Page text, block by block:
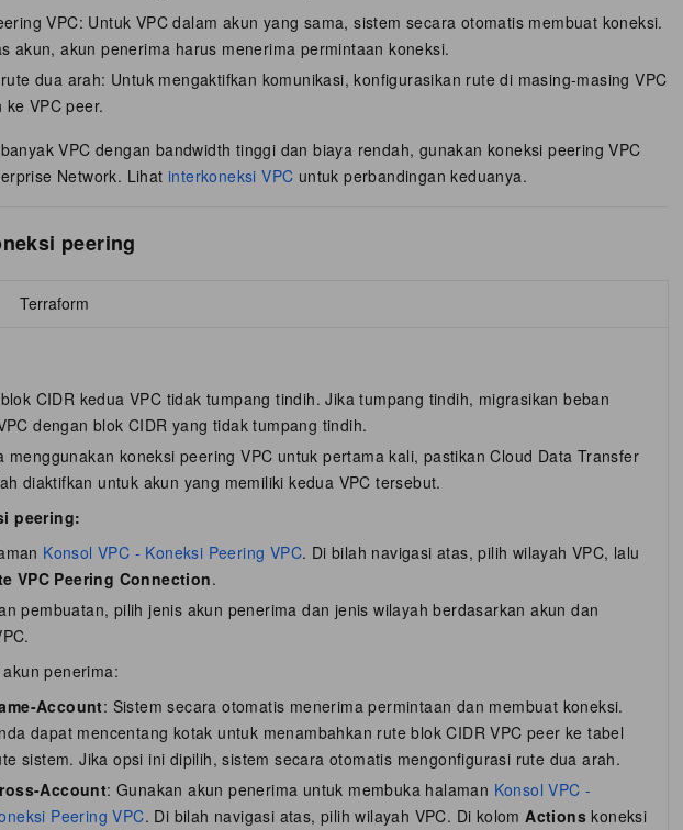
VPC: Untuk VPC dalam akun yang sama, sistem secara otomatis membuat koneksi.
akun, akun penerima harus menerima permintaan koneksi.
dua arah: Untuk mengaktifkan komunikasi, konfigurasikan rute di masing-masing VPC
VPC peer.
VPC dengan bandwidth tinggi dan biaya rendah, gunakan koneksi peering VPC
Network. Lihat interkoneksi VPC untuk perbandingan keduanya.
peering
Terraform
CIDR kedua VPC tidak tumpang tindih. Jika tumpang tindih, migrasikan beban
dengan blok CIDR yang tidak tumpang tindih.
menggunakan koneksi peering VPC untuk pertama kali, pastikan Cloud Data Transfer
diaktifkan untuk akun yang memiliki kedua VPC tersebut.
peering:
Konsol VPC - Koneksi Peering VPC. Di bilah navigasi atas, pilih wilayah VPC, lalu
VPC Peering Connection.
pembuatan, pilih jenis akun penerima dan jenis wilayah berdasarkan akun dan
penerima:
Account: Sistem secara otomatis menerima permintaan dan membuat koneksi.
dapat mencentang kotak untuk menambahkan rute blok CIDR VPC peer ke tabel
sistem. Jika opsi ini dipilih, sistem secara otomatis mengonfigurasi rute dua arah.
Account: Gunakan akun penerima untuk membuka halaman Konsol VPC -
Peering VPC. Di bilah navigasi atas, pilih wilayah VPC. Di kolomActions koneksi